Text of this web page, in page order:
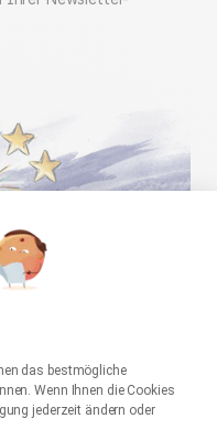
Passen
das bestmögliche
Wenn Ihnen die Cookies
jederzeit ändern oder
Löschung ihrer
fordern.